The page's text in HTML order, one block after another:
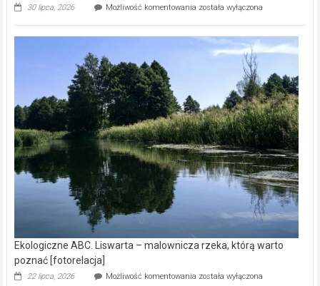
30 lipca, 2026 Możliwość komentowania Ekologiczne
kamerą
wśród
została wyłączona
Ekologiczne ABC. Liswarta – malownicza rzeka, którą warto
poznać [fotorelacja]
22 lipca, 2026 Możliwość komentowania Ekologiczne
została wyłączona